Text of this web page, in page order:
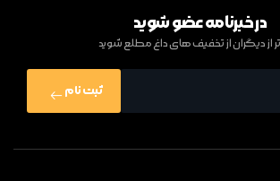
در خبرنامه عضو شوید
از دیگران از تخفیف های داغ مطلع شوید
ثبت نام